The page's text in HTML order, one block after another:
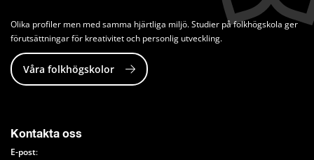
Olika profiler men med samma hjärtliga miljö. Studier på folkhögskola ger
förutsättningar för kreativitet och personlig utveckling.
Våra folkhögskolor
Kontakta oss
E-post: